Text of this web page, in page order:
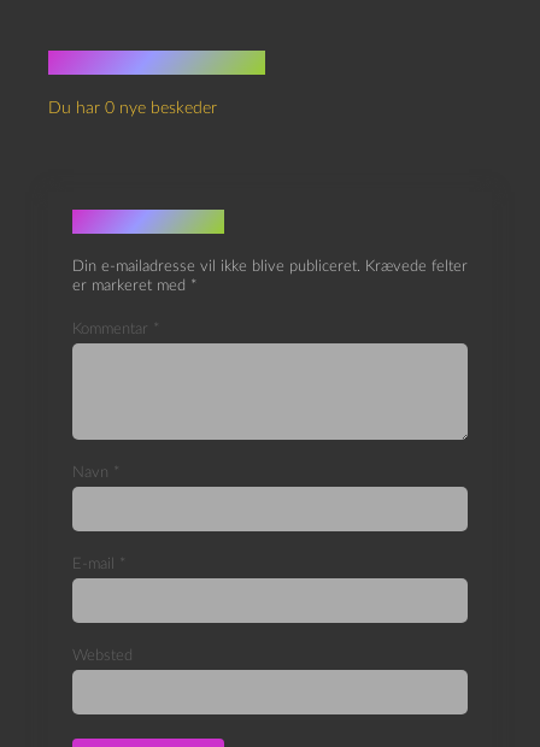
Du har 0 nye beskeder
Skriv et svar
Din e-mailadresse vil ikke blive publiceret. Krævede felter
er markeret med *
Kommentar *
Navn *
E-mail *
Websted